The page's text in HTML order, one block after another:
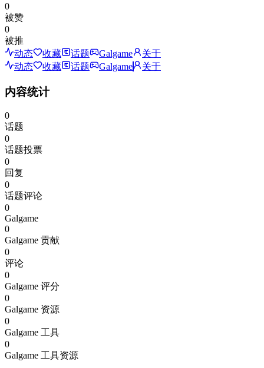
0
被赞
0
被推
动态
收藏 话题 Galgame
关于
动态
收藏 话题 Galgame 关于
内容统计
0
话题
0
话题投票
0
回复
0
话题评论
0
Galgame
0
Galgame 贡献
0
评论
0
Galgame 评分
0
Galgame 资源
0
Galgame 工具
0
Galgame 工具资源